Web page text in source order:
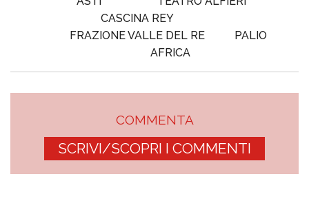
CASCINA REY
FRAZIONE VALLE DEL RE
PALIO
AFRICA
COMMENTA
SCRIVI/SCOPRI I COMMENTI